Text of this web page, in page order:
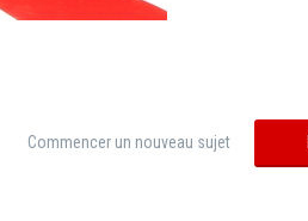
Commencer un nouveau sujet